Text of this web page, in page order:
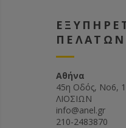
ΠΕΛΑΤΩΝ
Αθήνα
45η Οδός, Νο6,
ΛΙΟΣΙΩΝ
info@anel.gr
210-2483870